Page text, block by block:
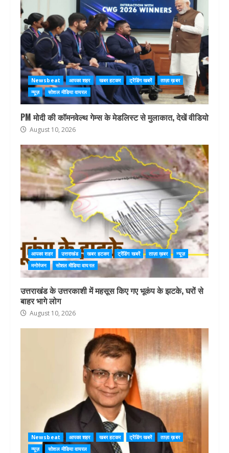
Newsbeat आपका शहर खबर हटकर ट्रेंडिंग खबरें
ताज़ा ख़बर
न्यूज़
सोशल मीडिया वायरल
PM मोदी की कॉमनवेल्थ गेम्स के मेडलिस्ट से मुलाकात, देखें वीडियो
August 10, 2026
आपका शहर उत्तराखंड खबर हटकर ट्रेंडिंग खबरें ताज़ा ख़बर
न्यूज़
मनोरंजन
सोशल मीडिया वायरल
उत्तराखंड के उत्तरकाशी में महसूस किए गए भूकंप के झटके, घरों से
बाहर भागे लोग
August 10, 2026
Newsbeat आपका शहर खबर हटकर ट्रेंडिंग खबरें
ताज़ा ख़बर
न्यूज़
सोशल मीडिया वायरल